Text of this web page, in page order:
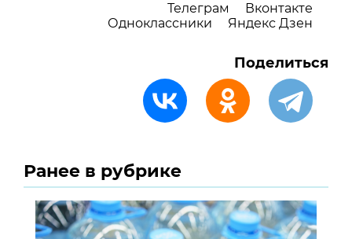
Телеграм
Вконтакте
Одноклассники
Яндекс Дзен
Поделиться
Ранее в рубрике